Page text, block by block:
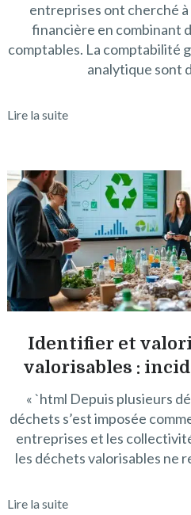
entreprises ont cherché
financière en combinant
comptables. La comptabilité
analytique sont
Lire la suite
Identifier et
valorisables :
« `html Depuis plusieurs
déchets s’est imposée
entreprises et les
les déchets valorisables ne
Lire la suite